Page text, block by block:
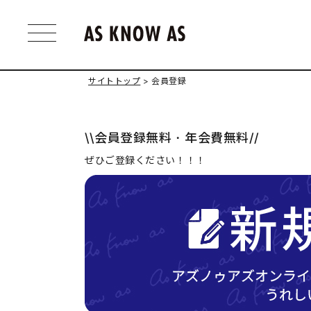
サイトトップ 会員登録
\\会員登録無料・年会費無料//
ぜひご登録ください！！！